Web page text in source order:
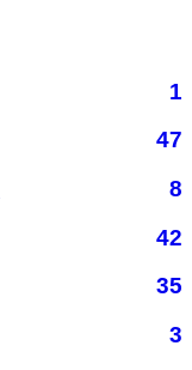
1
47
8
42
35
3